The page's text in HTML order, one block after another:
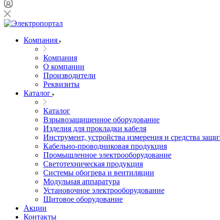
Компания
Компания
О компании
Производители
Реквизиты
Каталог
Каталог
Взрывозащищенное оборудование
Изделия для прокладки кабеля
Инструмент, устройства измерения и средства
Кабельно-проводниковая продукция
Промышленное электрооборудование
Светотехническая продукция
Системы обогрева и вентиляции
Модульная аппаратура
Установочное электрооборудование
Щитовое оборудование
Акции
Контакты